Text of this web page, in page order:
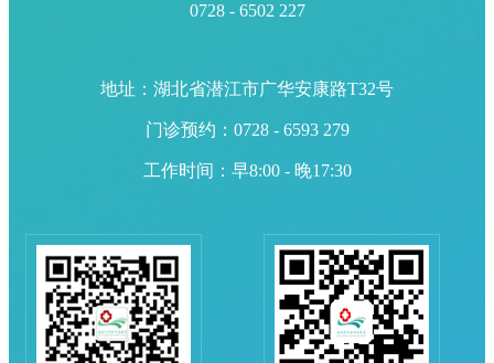
0728 - 6502 227
地址：湖北省潜江市广华安康路T32号
门诊预约：0728 - 6593 279
工作时间：早8:00 - 晚17:30